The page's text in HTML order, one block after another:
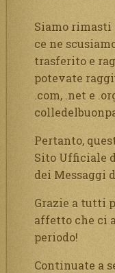
Siamo rimasti
ce ne
trasferito e
potevate
.com, .net e
Pertanto,
Sito Ufficiale
dei Messaggi
Grazie a tutti
affetto che ci
periodo!
Continuate a